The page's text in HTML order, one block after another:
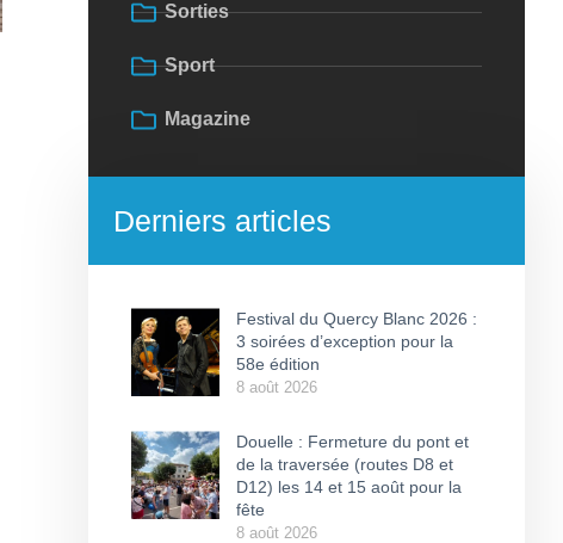
Sorties
Sport
Magazine
Derniers articles
Festival du Quercy Blanc 2026 :
3 soirées d’exception pour la
58e édition
8 août 2026
Douelle : Fermeture du pont et
de la traversée (routes D8 et
D12) les 14 et 15 août pour la
fête
8 août 2026